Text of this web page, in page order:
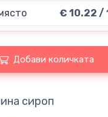
€ 10.22 /
Добави количката
сироп